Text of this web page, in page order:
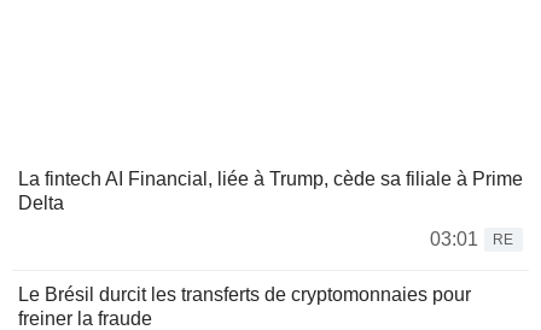
La fintech AI Financial, liée à Trump, cède sa filiale à Prime
Delta
03:01
RE
Le Brésil durcit les transferts de cryptomonnaies pour
freiner la fraude